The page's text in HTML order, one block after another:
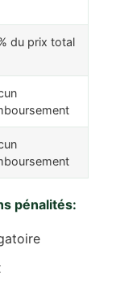
du prix total
pénalités: